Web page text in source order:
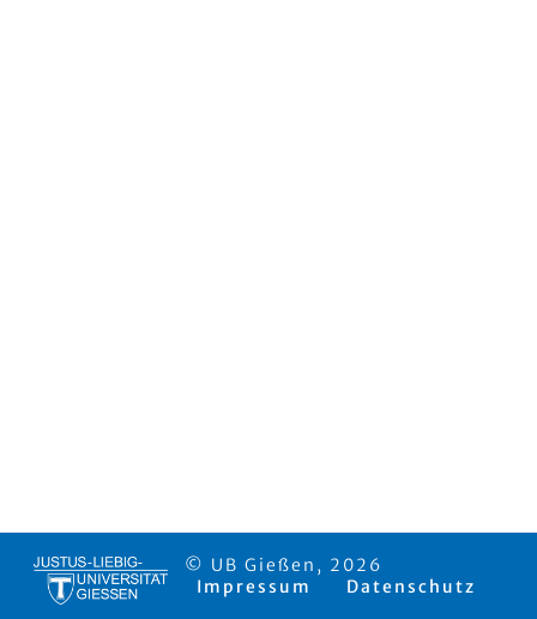
© UB Gießen, 2026
Impressum
Datenschutz